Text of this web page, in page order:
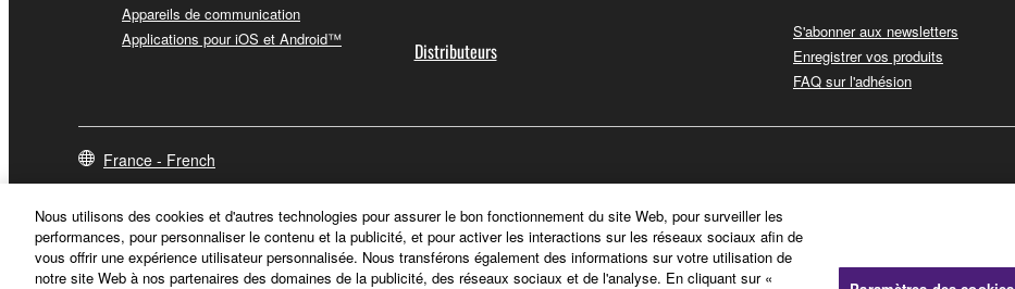
Appareils de communication
Applications pour iOS et Android™
Distributeurs
S'abonner aux newsletters
Enregistrer vos produits
FAQ sur l'adhésion
France - French
Nous utilisons des cookies et d'autres technologies pour assurer le bon fonctionnement du site Web, pour surveiller les
performances, pour personnaliser le contenu et la publicité, et pour activer les interactions sur les réseaux sociaux afin de
vous offrir une expérience utilisateur personnalisée. Nous transférons également des informations sur votre utilisation de
notre site Web à nos partenaires des domaines de la publicité, des réseaux sociaux et de l'analyse. En cliquant sur «